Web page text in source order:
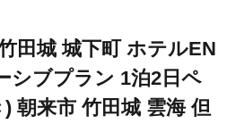
田城 城下町 ホテルEN
シブプラン 1泊2日ペ
朝来市 竹田城 雲海 但